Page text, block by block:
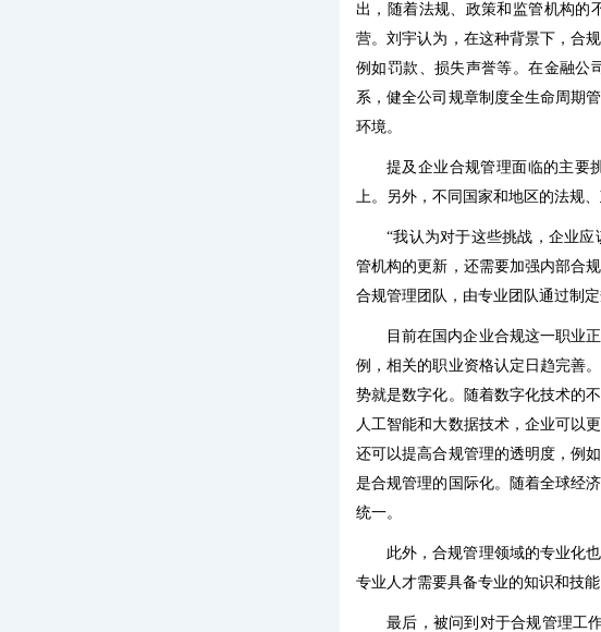
出，随着法规、政策和监管机构的
营。刘宇认为，在这种背景下，合
例如罚款、损失声誉等。在金融公
系，健全公司规章制度全生命周期
环境。
提及企业合规管理面临的主要
上。另外，不同国家和地区的法规
“我认为对于这些挑战，企业
管机构的更新，还需要加强内部合
合规管理团队，由专业团队通过制
目前在国内企业合规这一职业
例，相关的职业资格认定日趋完善
势就是数字化。随着数字化技术的
人工智能和大数据技术，企业可以
还可以提高合规管理的透明度，例
是合规管理的国际化。随着全球经
统一。
此外，合规管理领域的专业化
专业人才需要具备专业的知识和技
最后，被问到对于合规管理工